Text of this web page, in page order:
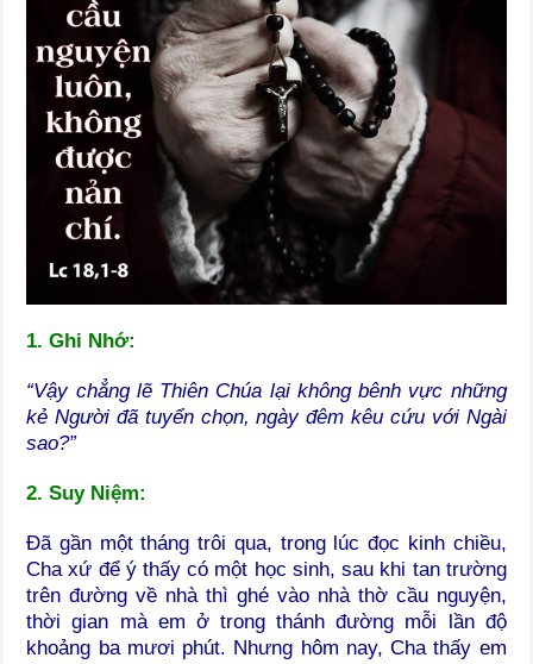
1. Ghi Nhớ:
“Vậy chẳng lẽ Thiên Chúa lại không bênh vực những
kẻ Người đã tuyển chọn, ngày đêm kêu cứu với Ngài
sao?”
2. Suy Niệm:
Đã gần một tháng trôi qua, trong lúc đọc kinh chiều,
Cha xứ để ý thấy có một học sinh, sau khi tan trường
trên đường về nhà thì ghé vào nhà thờ cầu nguyện,
thời gian mà em ở trong thánh đường mỗi lần độ
khoảng ba mươi phút. Nhưng hôm nay, Cha thấy em